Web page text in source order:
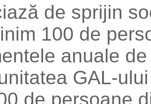
de sprijin
100 de
anuale
GAL-
de persoane